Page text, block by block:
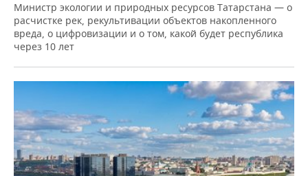
Министр экологии и природных ресурсов Татарстана — о
расчистке рек, рекультивации объектов накопленного
вреда, о цифровизации и о том, какой будет республика
через 10 лет